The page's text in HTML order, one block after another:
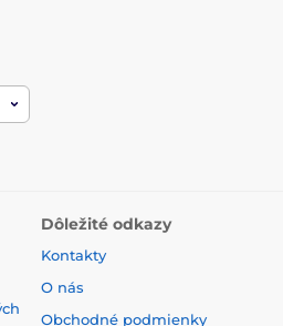
Dôležité odkazy
Kontakty
O nás
Obchodné podmienky